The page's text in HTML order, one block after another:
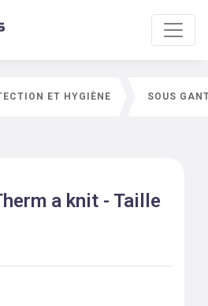
ET HYGIÈNE SOUS
a knit - Taille